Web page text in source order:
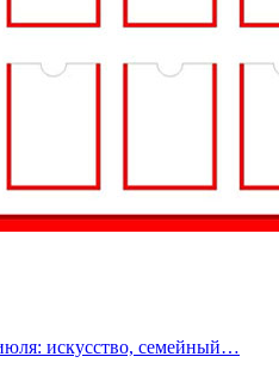
искусство, семейный…